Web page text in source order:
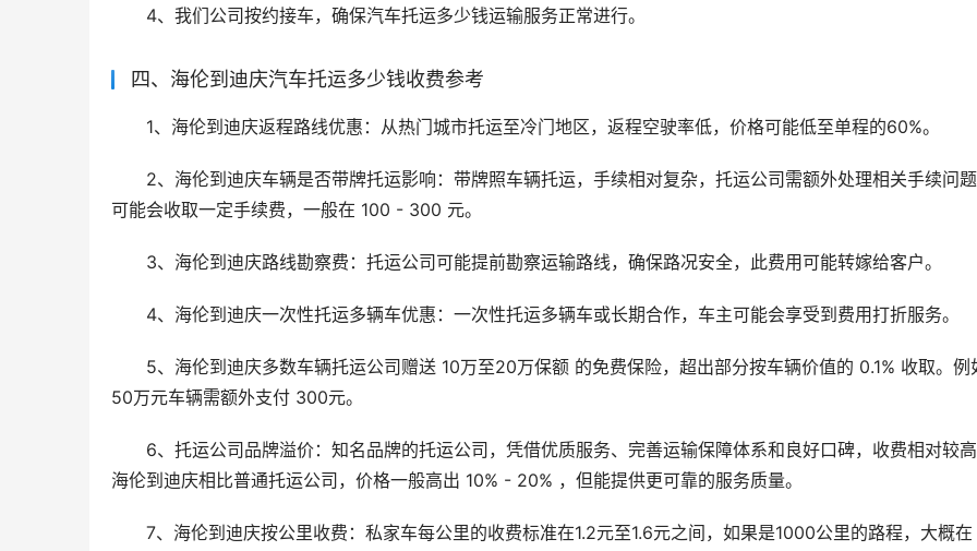
4、我们公司按约接车，确保汽车托运多少钱运输服务正常进行。
四、海伦到迪庆汽车托运多少钱收费参考
1、海伦到迪庆返程路线优惠：从热门城市托运至冷门地区，返程空驶率低，价格可能低至单程的60%。
2、海伦到迪庆车辆是否带牌托运影响：带牌照车辆托运，手续相对复杂，托运公司需额外处理相关手续问
可能会收取一定手续费，一般在 100 - 300 元。
3、海伦到迪庆路线勘察费：托运公司可能提前勘察运输路线，确保路况安全，此费用可能转嫁给客户。
4、海伦到迪庆一次性托运多辆车优惠：一次性托运多辆车或长期合作，车主可能会享受到费用打折服务。
5、海伦到迪庆多数车辆托运公司赠送 10万至20万保额 的免费保险，超出部分按车辆价值的 0.1% 收取。例
50万元车辆需额外支付 300元。
6、托运公司品牌溢价：知名品牌的托运公司，凭借优质服务、完善运输保障体系和良好口碑，收费相对较
海伦到迪庆相比普通托运公司，价格一般高出 10% - 20% ，但能提供更可靠的服务质量。
7、海伦到迪庆按公里收费：私家车每公里的收费标准在1.2元至1.6元之间，如果是1000公里的路程，大概在